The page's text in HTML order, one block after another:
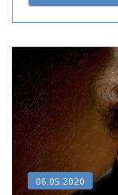
06.05.2020